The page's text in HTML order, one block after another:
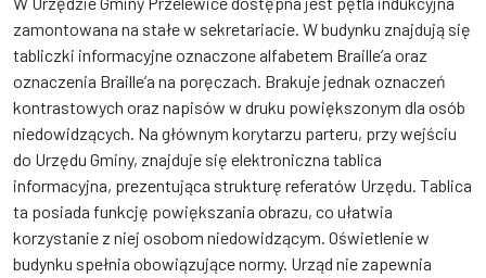
zamontowana na stałe w sekretariacie. W budynku znajdują się
tabliczki informacyjne oznaczone alfabetem Braille’a oraz
oznaczenia Braille’a na poręczach. Brakuje jednak oznaczeń
kontrastowych oraz napisów w druku powiększonym dla osób
niedowidzących. Na głównym korytarzu parteru, przy wejściu
do Urzędu Gminy, znajduje się elektroniczna tablica
informacyjna, prezentująca strukturę referatów Urzędu. Tablica
ta posiada funkcję powiększania obrazu, co ułatwia
korzystanie z niej osobom niedowidzącym. Oświetlenie w
budynku spełnia obowiązujące normy. Urząd nie zapewnia